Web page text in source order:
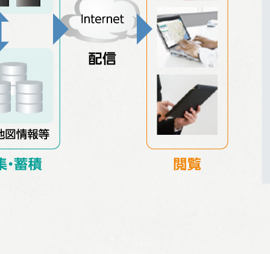
サイトマップ
お問い合わせ